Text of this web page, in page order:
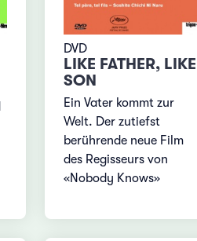
DVD
LIKE FATHER, LIKE
SON
Ein Vater kommt zur
Welt. Der zutiefst
berührende neue Film
des Regisseurs von
«Nobody Knows»